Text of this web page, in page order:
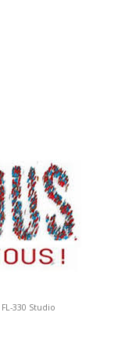
FL-330 Studio